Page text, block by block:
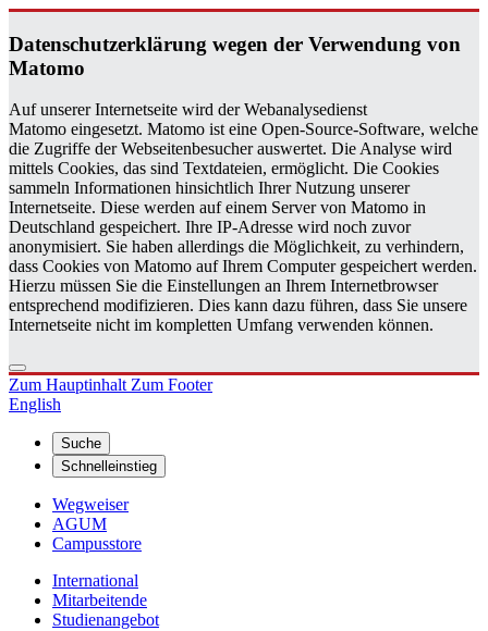
Da­ten­schutz­er­klä­rung wegen der Ver­wen­dung von
Ma­to­mo
Auf unserer Internetseite wird der Webanalysedienst
Matomo eingesetzt. Matomo ist eine Open-Source-Software, welche
die Zugriffe der Webseitenbesucher auswertet. Die Analyse wird
mittels Cookies, das sind Textdateien, ermöglicht. Die Cookies
sammeln Informationen hinsichtlich Ihrer Nutzung unserer
Internetseite. Diese werden auf einem Server von Matomo in
Deutschland gespeichert. Ihre IP-Adresse wird noch zuvor
anonymisiert. Sie haben allerdings die Möglichkeit, zu verhindern,
dass Cookies von Matomo auf Ihrem Computer gespeichert werden.
Hierzu müssen Sie die Einstellungen an Ihrem Internetbrowser
entsprechend modifizieren. Dies kann dazu führen, dass Sie unsere
Internetseite nicht im kompletten Umfang verwenden können.
Zum HauptinhaltZum Footer
English
Suche
Schnelleinstieg
Wegweiser
AGUM
Campusstore
International
Mitarbeitende
Studienangebot